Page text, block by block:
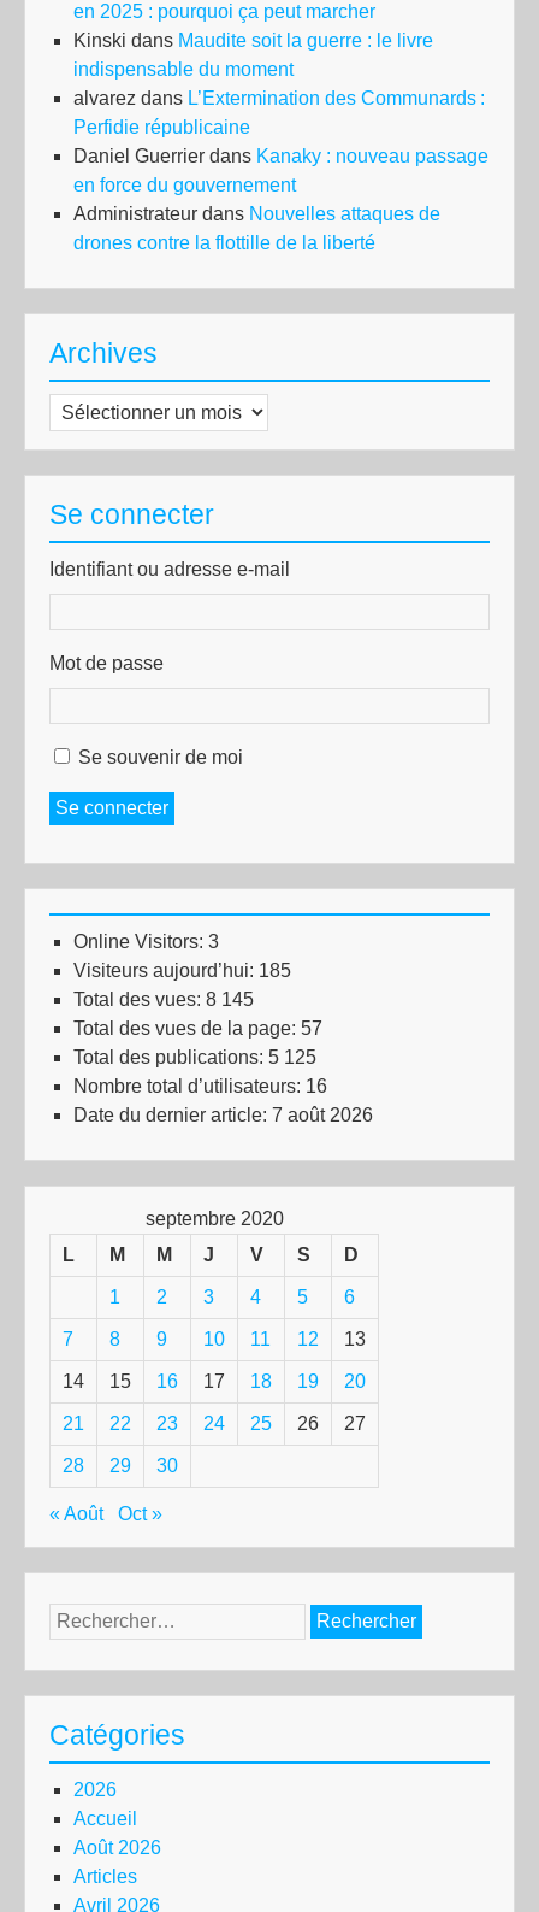
en 2025 : pourquoi ça peut marcher
Kinski dans Maudite soit la guerre : le livre
indispensable du moment
alvarez dans L’Extermination des Communards :
Perfidie républicaine
Daniel Guerrier dans Kanaky : nouveau passage
en force du gouvernement
Administrateur dans Nouvelles attaques de
drones contre la flottille de la liberté
Archives
Archives
Se connecter
Identifiant ou adresse e-mail
Mot de passe
Se souvenir de moi
Se connecter
Online Visitors: 3
Visiteurs aujourd’hui: 185
Total des vues: 8 145
Total des vues de la page: 57
Total des publications: 5 125
Nombre total d’utilisateurs: 16
Date du dernier article: 7 août 2026
septembre 2020
L
M M J V S D
1 2 3 4 5 6
7 8 9 10 11 12 13
14 15 16 17 18 19 20
21 22 23 24 25 26 27
28 29 30
« Août Oct »
Rechercher :
Catégories
2026
Accueil
Août 2026
Articles
Avril 2026